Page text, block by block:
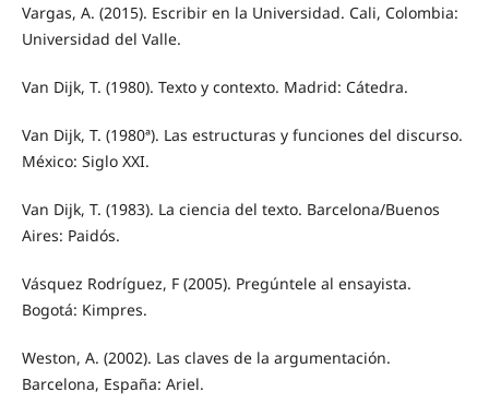
Vargas, A. (2015). Escribir en la Universidad. Cali, Colombia:
Universidad del Valle.
Van Dijk, T. (1980). Texto y contexto. Madrid: Cátedra.
Van Dijk, T. (1980ª). Las estructuras y funciones del discurso.
México: Siglo XXI.
Van Dijk, T. (1983). La ciencia del texto. Barcelona/Buenos
Aires: Paidós.
Vásquez Rodríguez, F (2005). Pregúntele al ensayista.
Bogotá: Kimpres.
Weston, A. (2002). Las claves de la argumentación.
Barcelona, España: Ariel.